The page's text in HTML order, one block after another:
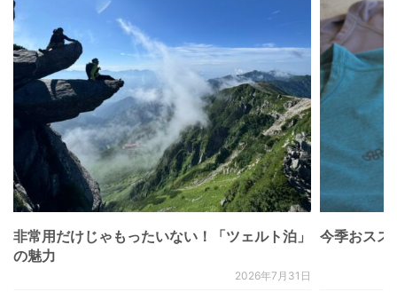
非常用だけじゃもったいない！「ツェルト泊」
の魅力
2026年7月31日
今季おスス